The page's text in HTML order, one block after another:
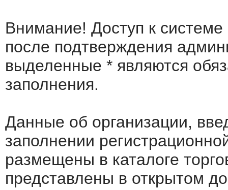
Внимание! Доступ к
после подтверждения
выделенные * являются
заполнения.
Данные об организации,
заполнении
размещены в каталоге
представлены в открытом